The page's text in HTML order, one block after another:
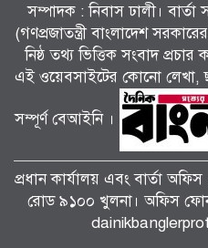
সড়ক
কাঞ্চন
উপজেলা
খেলা
সম্পাদক : নিবাস ঢালী।
(গণপ্রজাতন্ত্রী বাংলাদেশ
নিষ্ঠ তথ্য ভিত্তিক সংবাদ
এই ওয়েবসাইটের কোনো লেখা,
সম্পূর্ণ বেআইনি ।
প্রধান কার্যালয় এবং বার্তা
রোড ৯১০০ খুলনা। অফিস